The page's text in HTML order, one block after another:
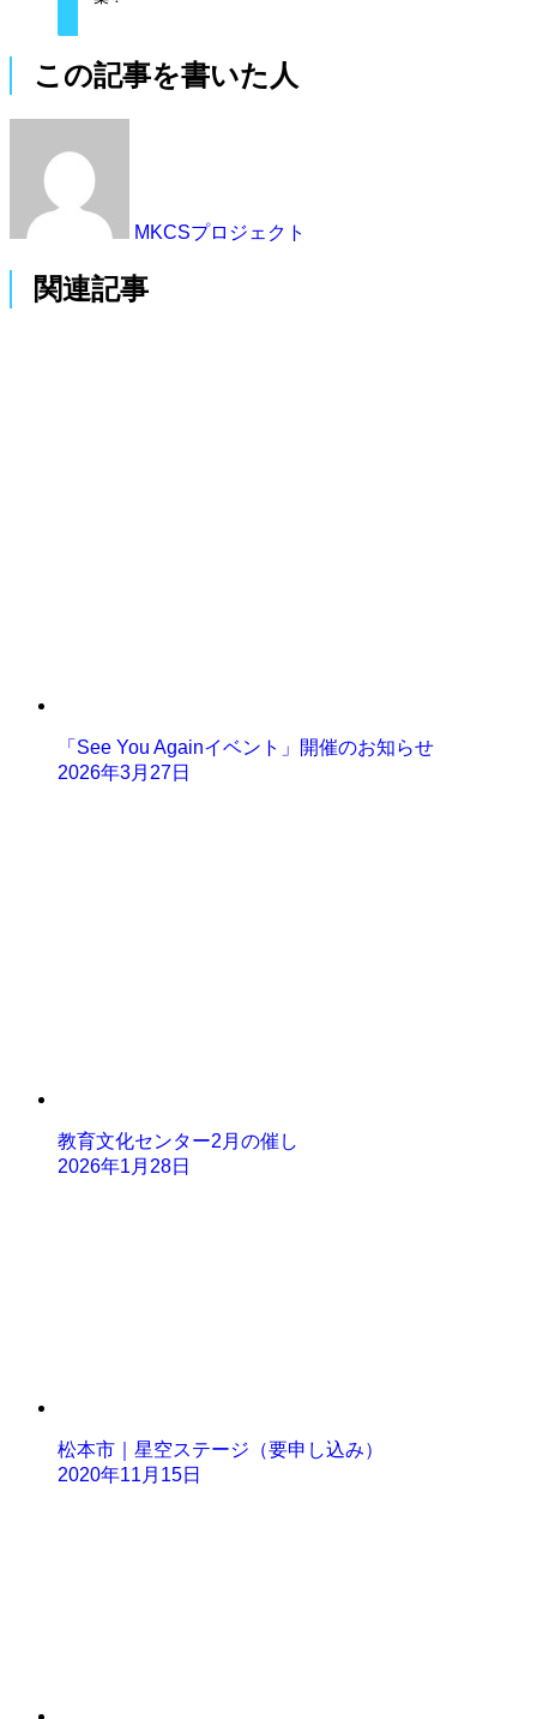
この記事を書いた人
MKCSプロジェクト
関連記事
「See You Againイベント」開催のお知らせ
2026年3月27日
教育文化センター2月の催し
2026年1月28日
松本市｜星空ステージ（要申し込み）
2020年11月15日